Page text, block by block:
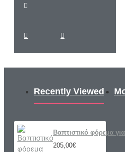
Recently Viewed
Βαπτιστικό φόρεμα
205,00€